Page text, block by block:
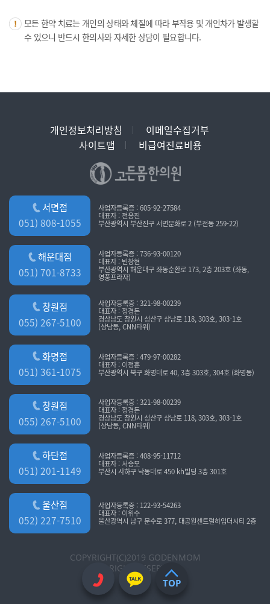
모든 한약 치료는 개인의 상태와 체질에 따라 부작용 및 개인차가 발생할
수 있으니 반드시 한의사와 자세한 상담이 필요합니다.
TOP
개인정보처리방침
이메일수집거부
사이트맵
비급여진료비용
서면점
051) 808-1055
사업자등록증 : 605-92-27584
대표자 : 전응진
부산광역시 부산진구 서면문화로 2 (부전동 259-22)
해운대점
051) 701-8733
사업자등록증 : 736-93-00120
대표자 : 빈창현
부산광역시 해운대구 좌동순환로 173, 2층 203호 (좌동,
영풍프라자)
창원점
055) 267-5100
사업자등록증 : 321-98-00239
대표자 : 정경돈
경상남도 창원시 성산구 상남로 118, 303호, 303-1호
(상남동, CNN타워)
화명점
051) 361-1075
사업자등록증 : 479-97-00282
대표자 : 이정훈
부산광역시 북구 화명대로 40, 3층 303호, 304호 (화명동)
창원점
055) 267-5100
사업자등록증 : 321-98-00239
대표자 : 정경돈
경상남도 창원시 성산구 상남로 118, 303호, 303-1호
(상남동, CNN타워)
하단점
051) 201-1149
사업자등록증 : 408-95-11712
대표자 : 서승모
부산시 사하구 낙동대로 450 kh빌딩 3층 301호
울산점
052) 227-7510
사업자등록증 : 122-93-54263
대표자 : 이위수
울산광역시 남구 문수로 377, 대공원센트럴하임더시티 2층
COPYRIGHT(C)2019 GODENMOM
ALL RIGHT RESERVED